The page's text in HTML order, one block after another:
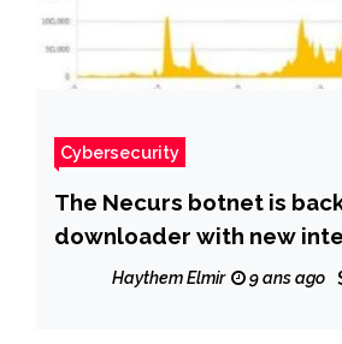
Cybersecurity
The Necurs botnet is
downloader with new
featuresHaythem Elmir 9 ans ago